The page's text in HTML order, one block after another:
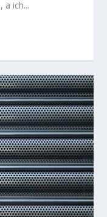
a ich...